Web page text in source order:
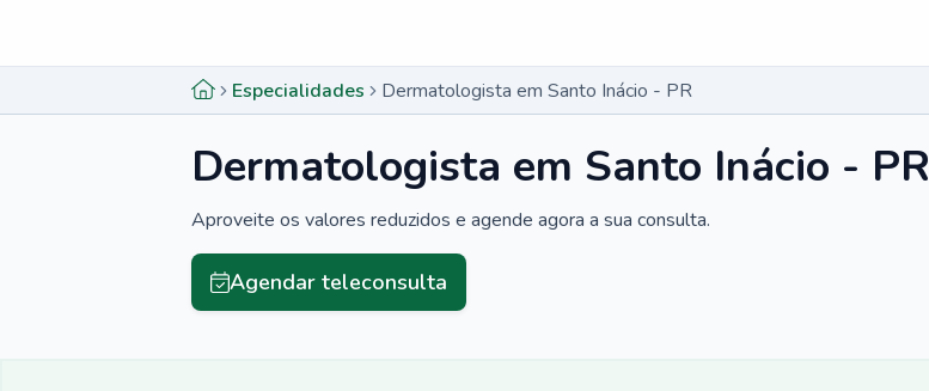
Especialidades Dermatologista em Santo Inácio - PR
Dermatologista em Santo Inácio - PR
Aproveite os valores reduzidos e agende agora a sua consulta.
Agendar teleconsulta